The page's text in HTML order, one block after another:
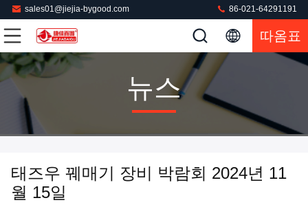
sales01@jiejia-bygood.com 86-021-64291191
따옴표
뉴스
태즈우 꿰매기 장비 박람회 2024년 11
월 15일